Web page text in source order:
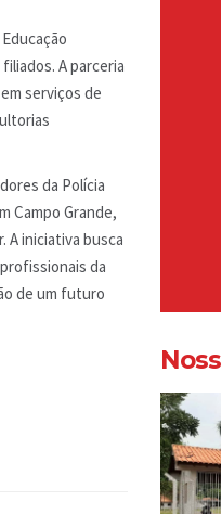
A parceria
serviços de
da Polícia
Campo Grande,
A iniciativa busca
da
de um futuro